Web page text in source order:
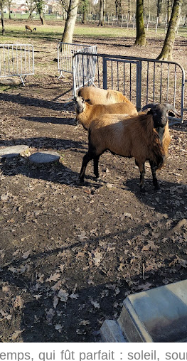
qui fût parfait : soleil,